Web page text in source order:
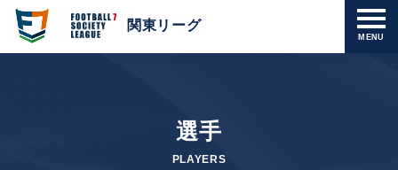
MENU
関東リーグ
選手
PLAYERS